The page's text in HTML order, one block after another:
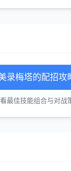
录梅塔的配招攻
最佳技能组合与对战